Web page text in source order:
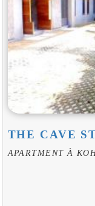
THE CAVE
APARTMENT À